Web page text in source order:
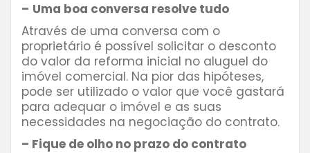
– Uma boa conversa resolve tudo
Através de uma conversa com o
proprietário é possível solicitar o desconto
do valor da reforma inicial no aluguel do
imóvel comercial. Na pior das hipóteses,
pode ser utilizado o valor que você gastará
para adequar o imóvel e as suas
necessidades na negociação do contrato.
– Fique de olho no prazo do contrato